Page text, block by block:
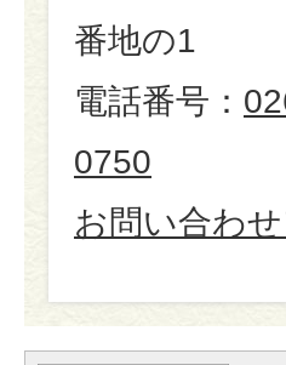
番地の1
電話番号：
0750
お問い合わ